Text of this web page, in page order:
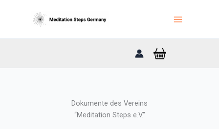
Dokumente des Vereins
“Meditation Steps e.V.”